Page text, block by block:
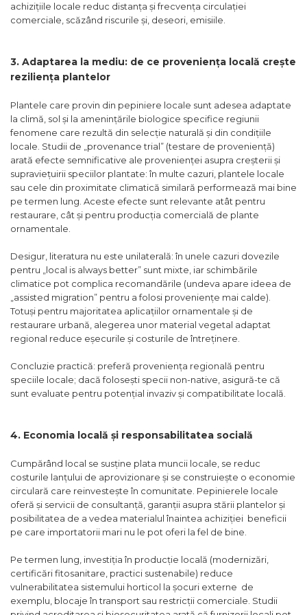
achizițiile locale reduc distanța și frecvența circulației
comerciale, scăzând riscurile și, deseori, emisiile.
3. Adaptarea la mediu: de ce proveniența locală crește
reziliența plantelor
Plantele care provin din pepiniere locale sunt adesea adaptate
la climă, sol și la amenințările biologice specifice regiunii
fenomene care rezultă din selecție naturală și din condițiile
locale. Studii de „provenance trial” (testare de proveniență)
arată efecte semnificative ale provenienței asupra creșterii și
supraviețuirii speciilor plantate: în multe cazuri, plantele locale
sau cele din proximitate climatică similară performează mai bine
pe termen lung. Aceste efecte sunt relevante atât pentru
restaurare, cât și pentru producția comercială de plante
ornamentale.
Desigur, literatura nu este unilaterală: în unele cazuri dovezile
pentru „local is always better” sunt mixte, iar schimbările
climatice pot complica recomandările (undeva apare ideea de
„assisted migration” pentru a folosi proveniențe mai calde).
Totuși pentru majoritatea aplicațiilor ornamentale și de
restaurare urbană, alegerea unor material vegetal adaptat
regional reduce eșecurile și costurile de întreținere.
Concluzie practică: preferă proveniența regională pentru
speciile locale; dacă folosești specii non-native, asigură-te că
sunt evaluate pentru potențial invaziv și compatibilitate locală.
4. Economia locală și responsabilitatea socială
Cumpărând local se susține plata muncii locale, se reduc
costurile lanțului de aprovizionare și se construiește o economie
circulară care reinvestește în comunitate. Pepinierele locale
oferă şi servicii de consultanță, garanții asupra stării plantelor și
posibilitatea de a vedea materialul înaintea achiziției beneficii
pe care importatorii mari nu le pot oferi la fel de bine.
Pe termen lung, investiția în producție locală (modernizări,
certificări fitosanitare, practici sustenabile) reduce
vulnerabilitatea sistemului horticol la șocuri externe de
exemplu, blocaje în transport sau restricții comerciale. Studii